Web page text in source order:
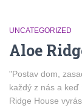
UNCATEGORIZED
Aloe
"Postav dom,
každý z nás a keď
Ridge House